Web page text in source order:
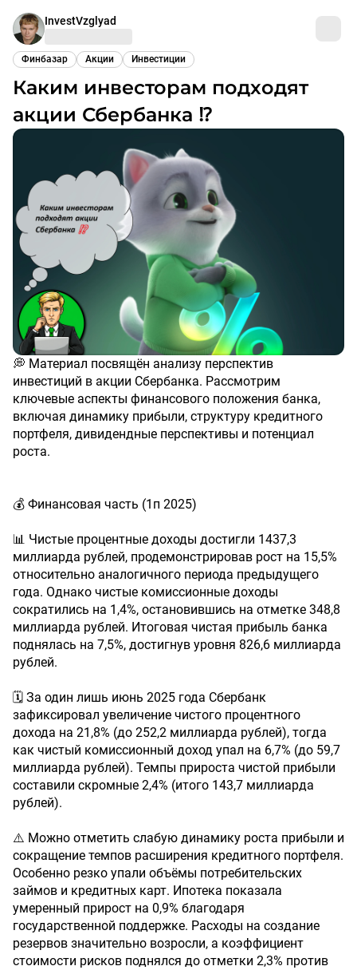
InvestVzglyad
Финбазар Акции Инвестиции
Каким инвесторам подходят
акции Сбербанка ⁉️
💭 Материал посвящён анализу перспектив
инвестиций в акции Сбербанка. Рассмотрим
ключевые аспекты финансового положения банка,
включая динамику прибыли, структуру кредитного
портфеля, дивидендные перспективы и потенциал
роста.
💰 Финансовая часть (1п 2025)
📊 Чистые процентные доходы достигли 1437,3
миллиарда рублей, продемонстрировав рост на 15,5%
относительно аналогичного периода предыдущего
года. Однако чистые комиссионные доходы
сократились на 1,4%, остановившись на отметке 348,8
миллиарда рублей. Итоговая чистая прибыль банка
поднялась на 7,5%, достигнув уровня 826,6 миллиарда
рублей.
🗓️ За один лишь июнь 2025 года Сбербанк
зафиксировал увеличение чистого процентного
дохода на 21,8% (до 252,2 миллиарда рублей), тогда
как чистый комиссионный доход упал на 6,7% (до 59,7
миллиарда рублей). Темпы прироста чистой прибыли
составили скромные 2,4% (итого 143,7 миллиарда
рублей).
⚠️ Можно отметить слабую динамику роста прибыли и
сокращение темпов расширения кредитного портфеля.
Особенно резко упали объёмы потребительских
займов и кредитных карт. Ипотека показала
умеренный прирост на 0,9% благодаря
государственной поддержке. Расходы на создание
резервов значительно возросли, а коэффициент
стоимости рисков поднялся до отметки 2,3% против